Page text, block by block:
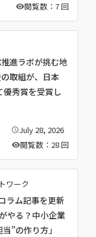
日閲覧数：7 回
推進ラボが挑む地
取組が、日本
優秀賞を受賞し
公
日
July 28, 2026
閲覧数：28 回
ワーク
ラム記事を更新
やる？中小企業
”の作り方」